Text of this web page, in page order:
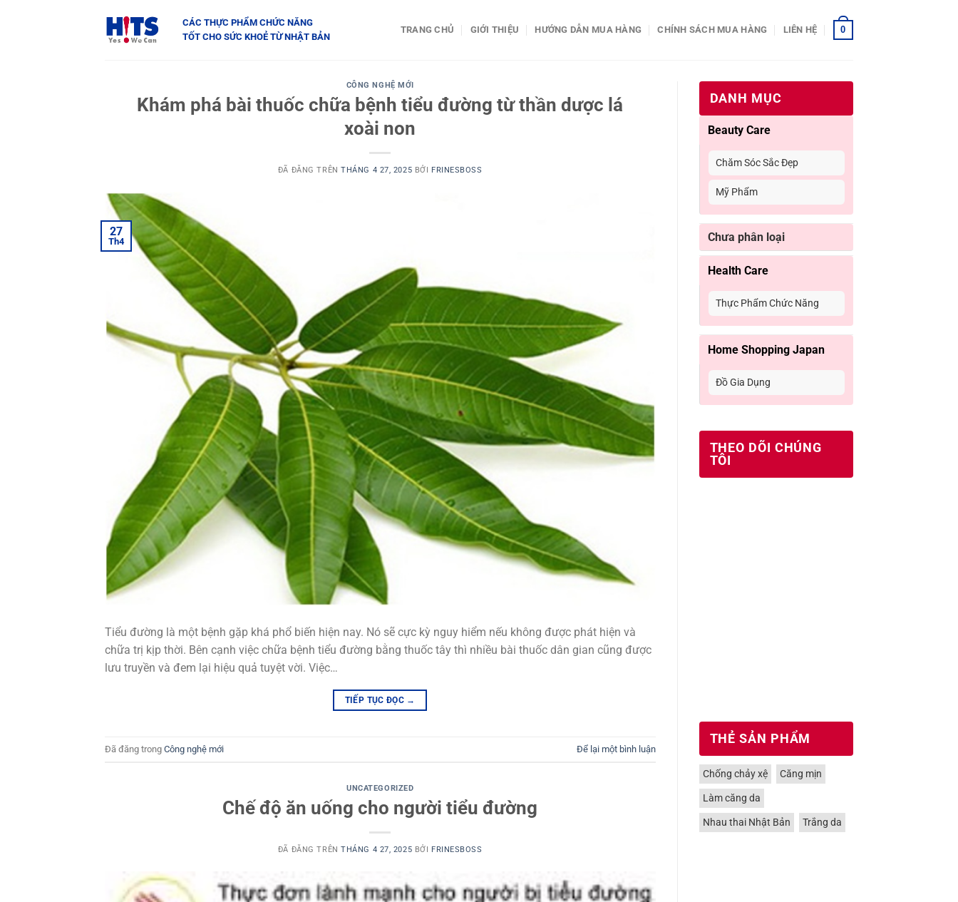
CÁC THỰC PHẨM CHỨC NĂNG
TỐT CHO SỨC KHOẺ TỪ NHẬT BẢN
TRANG CHỦ GIỚI THIỆU HƯỚNG DẪN MUA HÀNG CHÍNH SÁCH MUA HÀNG LIÊN HỆ 0
CÔNG NGHỆ MỚI
Khám phá bài thuốc chữa bệnh tiểu đường từ thần dược lá
xoài non
ĐÃ ĐĂNG TRÊNTHÁNG 4 27, 2025 BỞI FRINESBOSS
27
Th4
Tiểu đường là một bệnh gặp khá phổ biến hiện nay. Nó sẽ cực kỳ nguy hiểm nếu không được phát hiện và
chữa trị kịp thời. Bên cạnh việc chữa bệnh tiểu đường bằng thuốc tây thì nhiều bài thuốc dân gian cũng được
lưu truyền và đem lại hiệu quả tuyệt vời. Việc…
TIẾP TỤC ĐỌC →
Đã đăng trong Công nghệ mới Để lại một bình luận
UNCATEGORIZED
Chế độ ăn uống cho người tiểu đường
ĐÃ ĐĂNG TRÊNTHÁNG 4 27, 2025 BỞI FRINESBOSS
DANH MỤC
Beauty Care
Chăm Sóc Sắc Đẹp
Mỹ Phẩm
Chưa phân loại
Health Care
Thực Phẩm Chức Năng
Home Shopping Japan
Đồ Gia Dụng
THEO DÕI CHÚNG
TÔI
THẺ SẢN PHẨM
Chống chảy xệ
Căng mịn
Làm căng da
Nhau thai Nhật Bản
Trắng da